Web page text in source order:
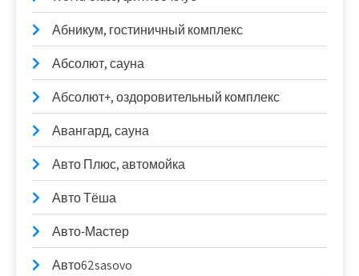
Абникум, гостиничный комплекс
Абсолют, сауна
Абсолют+, оздоровительный комплекс
Авангард, сауна
Авто Плюс, автомойка
Авто Тёша
Авто-Мастер
Авто62sasovo